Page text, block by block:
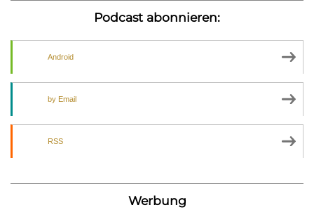
Podcast abonnieren:
Android
by Email
RSS
Werbung